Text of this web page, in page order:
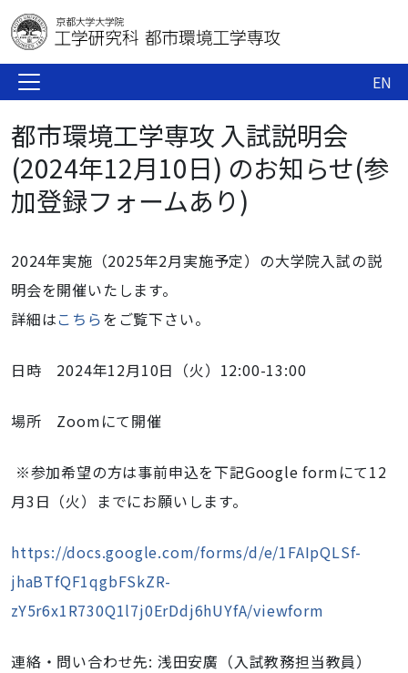
EN
都市環境工学専攻 入試説明会
(2024年12月10日) のお知らせ(参
加登録フォームあり)
2024年実施（2025年2月実施予定） の大学院入試の説
明会を開催いたします。
詳細はこちらをご覧下さい。
日時 2024年12月10日（火）12:00-13:00
場所 Zoomにて開催
※参加希望の方は事前申込を下記Google formにて12
月3日（火）までにお願いします。
https://docs.google.com/forms/d/e/1FAIpQLSf-
jhaBTfQF1qgbFSkZR-
zY5r6x1R730Q1l7j0ErDdj6hUYfA/viewform
連絡・問い合わせ先: 浅田安廣（入試教務担当教員）